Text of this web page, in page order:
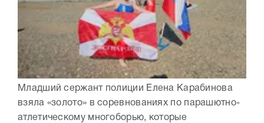
Младший сержант полиции Елена Карабинова
взяла «золото» в соревнованиях по парашютно-
атлетическому многоборью, которые